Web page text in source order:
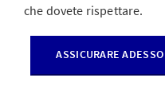
che dovete rispettare.
ASSICURARE